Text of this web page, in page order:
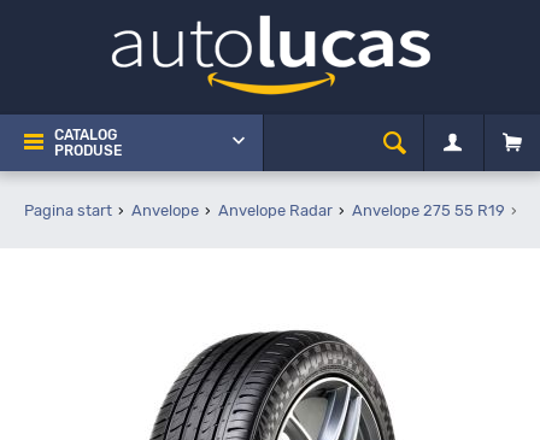
CATALOG
PRODUSE
Pagina start Anvelope Anvelope Radar Anvelope 275 55 R19